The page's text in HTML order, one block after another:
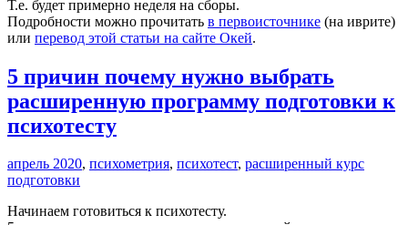
Т.е. будет примерно неделя на сборы.
Подробности можно прочитать в первоисточнике (на иврите)
или перевод этой статьи на сайте Окей.
5 причин почему нужно выбрать
расширенную программу подготовки к
психотесту
апрель 2020, психометрия, психотест, расширенный курс
подготовки
Начинаем готовиться к психотесту.